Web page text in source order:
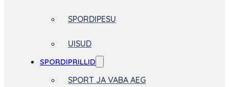
SPORDIPESU
UISUD
SPORDIPRILLID
SPORT JA VABA AEG